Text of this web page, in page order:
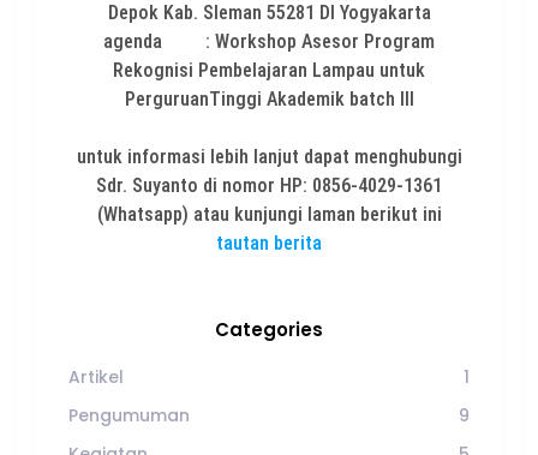
Depok Kab. Sleman 55281 DI Yogyakarta
agenda : Workshop Asesor Program
Rekognisi Pembelajaran Lampau untuk
PerguruanTinggi Akademik batch III
untuk informasi lebih lanjut dapat menghubungi
Sdr. Suyanto di nomor HP: 0856-4029-1361
(Whatsapp) atau kunjungi laman berikut ini
tautan berita
Categories
Artikel
1
Pengumuman
9